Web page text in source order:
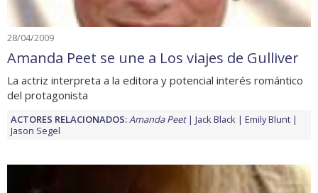
28/04/2009
Amanda Peet se une a Los viajes de Gulliver
La actriz interpreta a la editora y potencial interés romántico
del protagonista
ACTORES RELACIONADOS: Amanda Peet Jack Black
Emily Blunt
Jason Segel